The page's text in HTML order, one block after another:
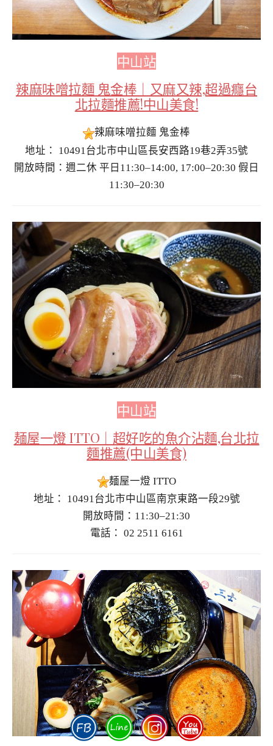
中山站
辣麻味噌拉麵 鬼金棒｜又麻又辣,超過癮台
北拉麵推薦!中山美食!
辣麻味噌拉麵 鬼金棒
地址： 10491台北市中山區長安西路19巷2弄35號
開放時間：週二休 平日11:30–14:00, 17:00–20:30 假日
11:30–20:30
中山站
麺屋一燈 ITTO｜超好吃的魚介沾麵,台北拉
麵推薦(中山美食)
麺屋一燈 ITTO
地址： 10491台北市中山區南京東路一段29號
開放時間：11:30–21:30
電話： 02 2511 6161